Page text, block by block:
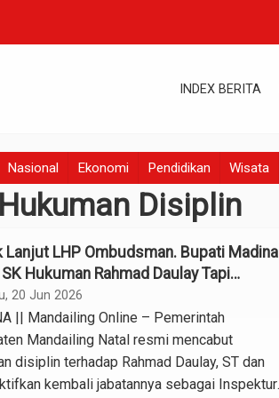
INDEX BERITA
Nasional Ekonomi Pendidikan Wisata
Disiplin
Lanjut LHP Ombudsman. Bupati Madina
Hukuman Rahmad Daulay Tapi
Nonaktifkan Lagi
20 Jun 2026
|| Mandailing Online – Pemerintah
Mandailing Natal resmi mencabut
disiplin terhadap Rahmad Daulay, ST dan
kembali jabatannya sebagai Inspektur